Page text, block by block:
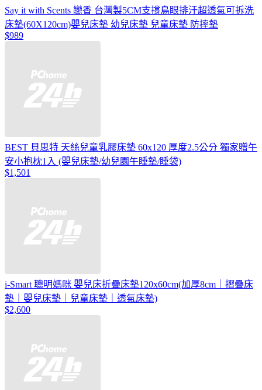
Say it with Scents 戀香 台灣製5CM支撐鳥眼排汗超透氣可拆洗
床墊(60X120cm)嬰兒床墊 幼兒床墊 兒童床墊 防摔墊
$989
BEST 貝思特 天絲兒童乳膠床墊 60x120 厚度2.5公分 獨家贈午
安小抱枕1入 (嬰兒床墊/幼兒園午睡墊/睡袋)
$1,501
i-Smart 聰明媽咪 嬰兒床折疊床墊120x60cm(加厚8cm｜摺疊床
墊｜嬰兒床墊｜兒童床墊｜透氣床墊)
$2,600